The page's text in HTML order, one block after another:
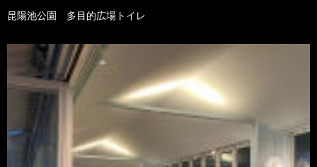
昆陽池公園 多目的広場トイレ